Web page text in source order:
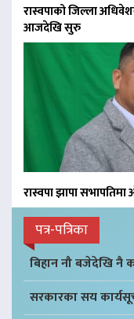
रास्वपाको जिल्ला
आजदेखि सुरु
रास्वपा झापा सभापतिमा
पत्र-पत्रिका
बिहान नौ बजेदेखि नै
सरकारका सय